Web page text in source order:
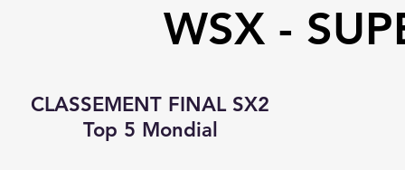
WSX -
CLASSEMENT FINAL SX2
Top 5 Mondial